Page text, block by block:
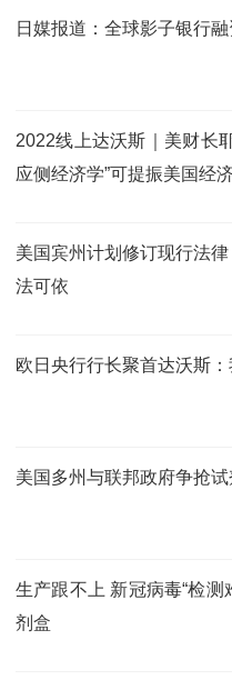
日媒报道：全球影子银行
2022线上达沃斯｜美财长
应侧经济学”可提振美国经
美国宾州计划修订现行法
法可依
欧日央行行长聚首达沃斯
美国多州与联邦政府争抢试
生产跟不上 新冠病毒“检
剂盒